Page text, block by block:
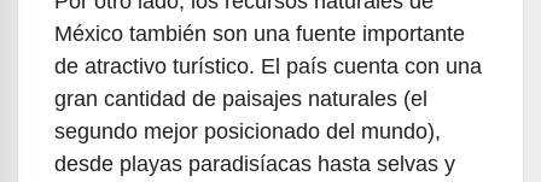
México también son una fuente importante
de atractivo turístico. El país cuenta con una
gran cantidad de paisajes naturales (el
segundo mejor posicionado del mundo),
desde playas paradisíacas hasta selvas y